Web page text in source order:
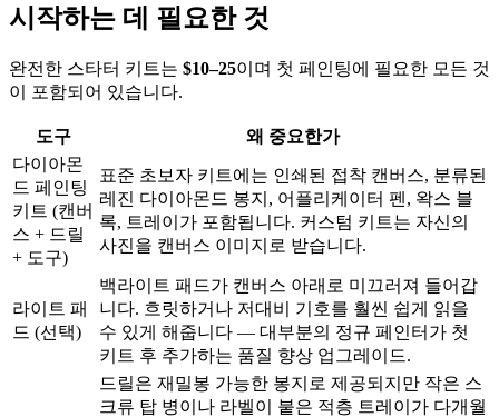
시작하는 데 필요한 것
완전한 스타터 키트는 $10–25이며 첫 페인팅에 필요한 모든 것
이 포함되어 있습니다.
도구
왜 중요한가
다이아몬
드 페인팅
키트 (캔버
스 + 드릴
+ 도구)
표준 초보자 키트에는 인쇄된 접착 캔버스, 분류된
레진 다이아몬드 봉지, 어플리케이터 펜, 왁스 블
록, 트레이가 포함됩니다. 커스텀 키트는 자신의
사진을 캔버스 이미지로 받습니다.
라이트 패
드 (선택)
백라이트 패드가 캔버스 아래로 미끄러져 들어갑
니다. 흐릿하거나 저대비 기호를 훨씬 쉽게 읽을
수 있게 해줍니다 — 대부분의 정규 페인터가 첫
키트 후 추가하는 품질 향상 업그레이드.
드릴은 재밀봉 가능한 봉지로 제공되지만 작은 스
크류 탑 병이나 라벨이 붙은 적층 트레이가 다개월